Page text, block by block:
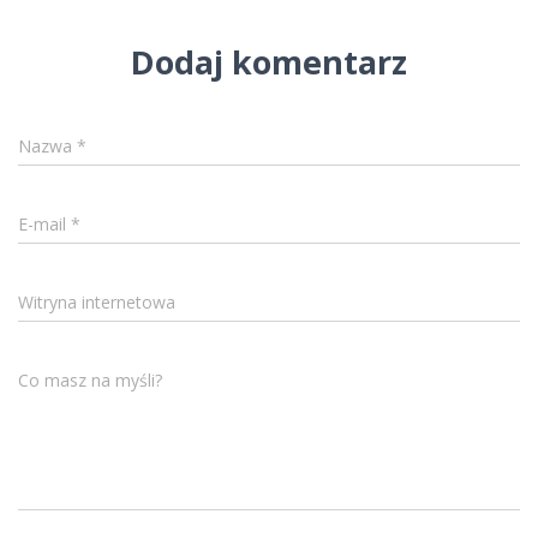
Dodaj komentarz
Nazwa *
E-mail *
Witryna internetowa
Co masz na myśli?